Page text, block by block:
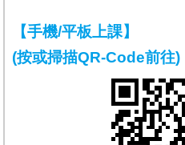
【手機/平板上課】
(按或掃描QR-Code前往)